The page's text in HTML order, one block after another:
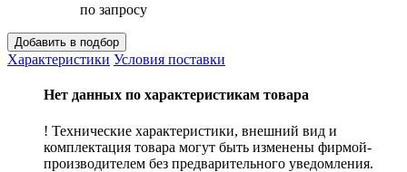
по запросу
Характеристики Условия поставки
Нет данных по характеристикам товара
! Технические характеристики, внешний вид и
комплектация товара могут быть изменены фирмой-
производителем без предварительного уведомления.